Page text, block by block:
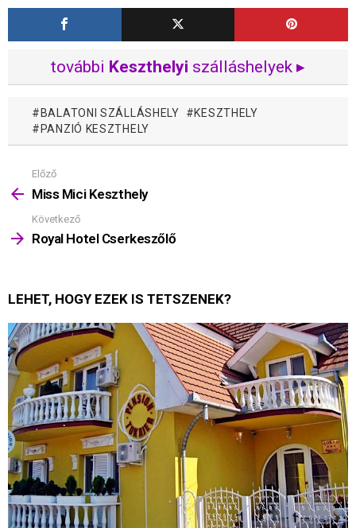
további Keszthelyi szálláshelyek ▸
BALATONI SZÁLLÁSHELY
KESZTHELY
PANZIÓ KESZTHELY
Mutass
többet
Előző
Miss Mici Keszthely
Következő
Royal Hotel Cserkeszőlő
LEHET, HOGY EZEK IS TETSZENEK?